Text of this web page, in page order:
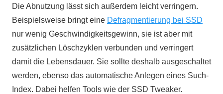
Die Abnutzung lässt sich außerdem leicht verringern.
Beispielsweise bringt eine Defragmentierung bei SSD
nur wenig Geschwindigkeitsgewinn, sie ist aber mit
zusätzlichen Löschzyklen verbunden und verringert
damit die Lebensdauer. Sie sollte deshalb ausgeschaltet
werden, ebenso das automatische Anlegen eines Such-
Index. Dabei helfen Tools wie der SSD Tweaker.